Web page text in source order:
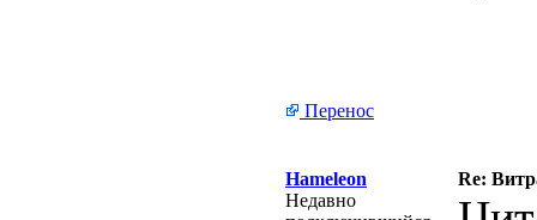
Перенос
Hameleon
Re:
Недавно